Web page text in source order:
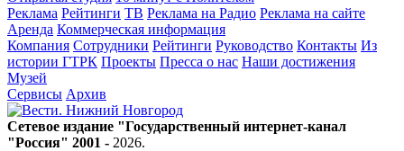
Реклама Рейтинги ТВ Реклама на Радио Реклама на сайте
Аренда Коммерческая информация
Компания Сотрудники Рейтинги Руководство Контакты Из
истории ГТРК Проекты Пресса о нас Наши достижения
Музей
Сервисы Архив
Сетевое издание "Государственный интернет-канал
"Россия" 2001 - 2026.